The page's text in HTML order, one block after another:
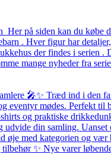
på siden kan du købe
. Hver figur har
der findes i serien
mange nyheder fra
🎤✨ Træd ind i den
eventyr mødes. Perfekt
og praktiske
din samling.
med kategorien og
✨ Nye varer